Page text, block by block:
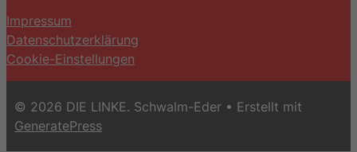
Impressum
Datenschutzerklärung
Cookie-Einstellungen
© 2026 DIE LINKE. Schwalm-Eder • Erstellt mit
GeneratePress